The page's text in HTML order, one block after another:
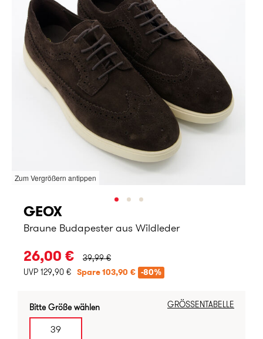
Zum Vergrößern antippen
GEOX
Braune Budapester aus Wildleder
26,00 € URSPRÜNGLICHER PREIS:
39,99 €
UVP 129,90 €
Spare 103,90 € -80%
GRÖSSENTABELLE
Bitte Größe wählen
39